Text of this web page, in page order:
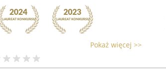
Pokaż więcej >>